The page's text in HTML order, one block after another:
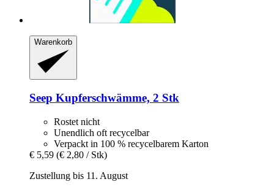
Warenkorb
Seep Kupferschwämme, 2 Stk
Rostet nicht
Unendlich oft recycelbar
Verpackt in 100 % recycelbarem Karton
€ 5,59 (€ 2,80 / Stk)
Zustellung bis 11. August